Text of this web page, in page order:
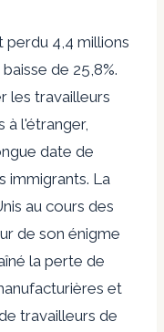
perdu 4,4 millions
de 25,8%.
les travailleurs
à l'étranger,
date de
immigrants. La
au cours des
de son énigme
la perte de
et
travailleurs de